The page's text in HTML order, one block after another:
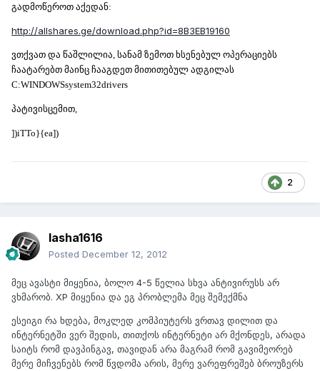
გადმოწეროთ აქედან:
http://allshares.ge/download.php?id=8B3EB19160
ვთქვათ და წაშლილია, სანამ ზემოთ ხსენებულ ოპერაციებს
ჩაატარებთ მაინც ჩააგდეთ მითითებულ ადგილას
C:WINDOWSsystem32drivers
პატივისცემით,
])iTTo}{ea])
2
lasha1616
Posted December 12, 2012
მეც ავასტი მიყენია, ბოლო 4-5 წელია სხვა ანტივირუსს არ
ვხმარობ. XP მიყენია და ეგ პრობლემა მეც შემექმნა
ესეიგი რა ხდება, მოკლედ კომპიუტერს ვრთავ დილით და
ინტერნეტში ვერ შედის, თითქოს ინტერნეტი არ მქონდეს, არადა
საიტს რომ დავპინგავ, თავიდან არა მაგრამ რომ გავიმეორებ
მერე მიჩვენებს რომ წვდომა არის, მერე ვარეფრეშებ ბროუზერს